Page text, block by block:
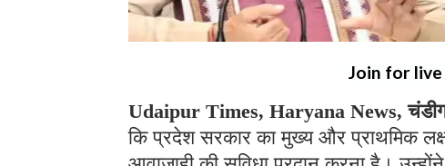
Join for
Udaipur Times, Haryana News,
कि प्रदेश सरकार का मुख्य और प्राथमिक